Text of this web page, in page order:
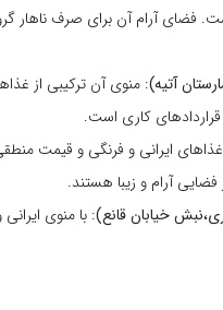
فضای آرام آن برای صرف ناهار
آتیه): منوی آن ترکیبی از
کاری است.
غذاهای ایرانی و فرنگی و قیمت
آرام و زیبا هستند.
خیابان قانع): با منوی